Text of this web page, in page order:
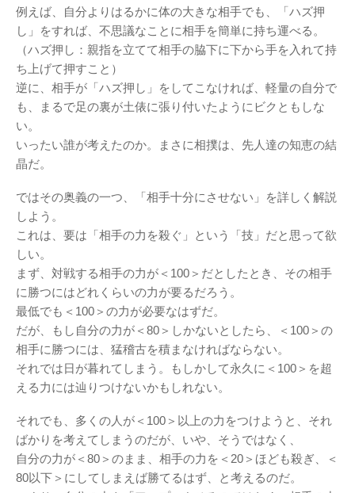
例えば、自分よりはるかに体の大きな相手でも、「ハズ押
し」をすれば、不思議なことに相手を簡単に持ち運べる。
（ハズ押し：親指を立てて相手の脇下に下から手を入れて持
ち上げて押すこと）
逆に、相手が「ハズ押し」をしてこなければ、軽量の自分で
も、まるで足の裏が土俵に張り付いたようにビクともしな
い。
いったい誰が考えたのか。まさに相撲は、先人達の知恵の結
晶だ。
ではその奥義の一つ、「相手十分にさせない」を詳しく解説
しよう。
これは、要は「相手の力を殺ぐ」という「技」だと思って欲
しい。
まず、対戦する相手の力が＜100＞だとしたとき、その相手
に勝つにはどれくらいの力が要るだろう。
最低でも＜100＞の力が必要なはずだ。
だが、もし自分の力が＜80＞しかないとしたら、＜100＞の
相手に勝つには、猛稽古を積まなければならない。
それでは日が暮れてしまう。もしかして永久に＜100＞を超
える力には辿りつけないかもしれない。
それでも、多くの人が＜100＞以上の力をつけようと、それ
ばかりを考えてしまうのだが、いや、そうではなく、
自分の力が＜80＞のまま、相手の力を＜20＞ほども殺ぎ、＜
80以下＞にしてしまえば勝てるはず、と考えるのだ。